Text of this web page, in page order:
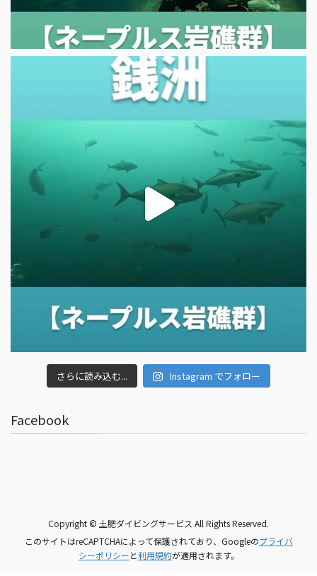
さらに読み込む... Instagram でフォロー
Facebook
Copyright © 土肥ダイビングサービス All Rights Reserved.
このサイトはreCAPTCHAによって保護されており、Googleのプライバ
シーポリシーと利用規約が適用されます。